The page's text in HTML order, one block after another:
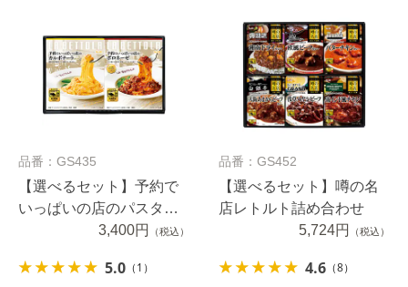
品番：GS435
【選べるセット】予約で
いっぱいの店のパスタソ
ースお好み８個セット
3,400円 （税込）
5.0 （1）
品番：GS452
【選べるセット】噂の名
店レトルト詰め合わせ
5,724円
（税込）
4.6 （8）